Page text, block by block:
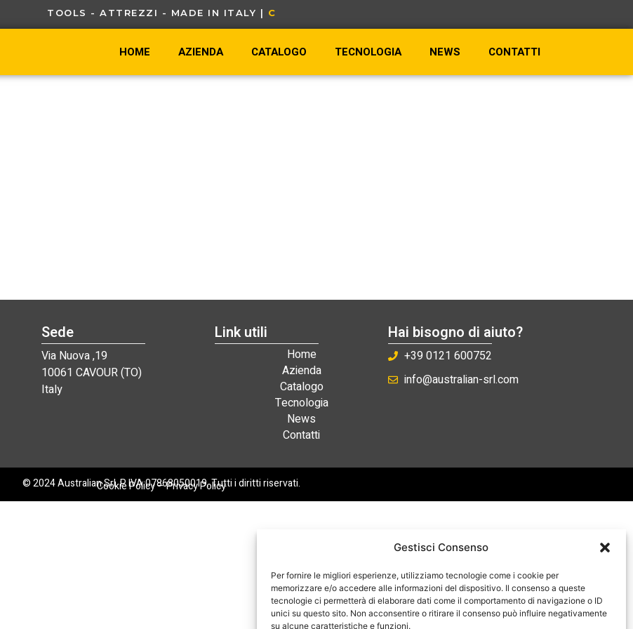
Gestisci Consenso
Per fornire le migliori esperienze, utilizziamo tecnologie come i cookie per
memorizzare e/o accedere alle informazioni del dispositivo. Il consenso a queste
tecnologie ci permetterà di elaborare dati come il comportamento di navigazione o ID
unici su questo sito. Non acconsentire o ritirare il consenso può influire negativamente
su alcune caratteristiche e funzioni.
TOOLS - ATTREZZI - MADE IN ITALY | CA
HOME AZIENDA CATALOGO TECNOLOGIA NEWS CONTATTI
Sede
Via Nuova ,19
10061 CAVOUR (TO)
Italy
Link utili
Home
Azienda
Catalogo
Tecnologia
News
Contatti
Hai bisogno di aiuto?
+39 0121 600752
info@australian-srl.com
© 2024 Australian Srl. P. IVA 07868050019. Tutti i diritti riservati.
Cookie Policy–Privacy Policy